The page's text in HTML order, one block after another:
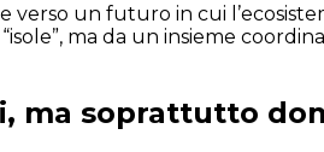
verso un futuro in cui
ma da un insieme
ma soprattutto